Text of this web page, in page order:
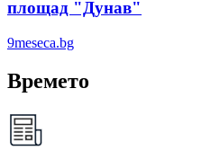
площад "Дунав"
9meseca.bg
Времето